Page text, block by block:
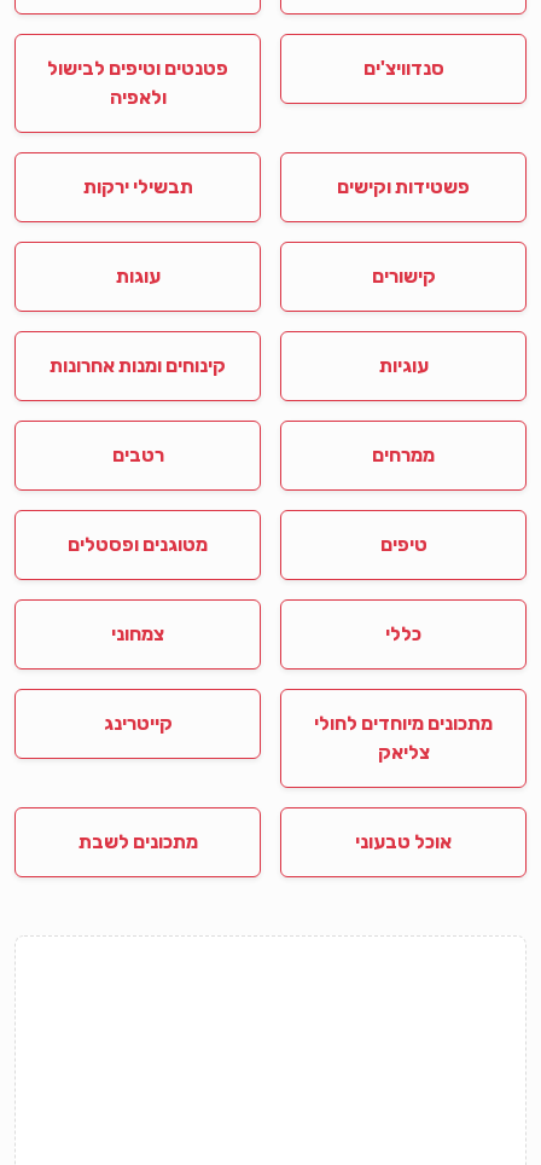
סנדוויצ'ים
פטנטים וטיפים לבישול
ולאפיה
פשטידות וקישים תבשילי ירקות
קישורים עוגות
עוגיות קינוחים ומנות אחרונות
ממרחים רטבים
טיפים מטוגנים ופסטלים
כללי צמחוני
מתכונים מיוחדים לחולי
צליאק
קייטרינג
אוכל טבעוני מתכונים לשבת